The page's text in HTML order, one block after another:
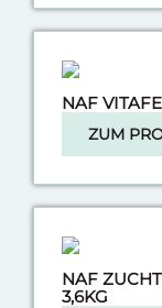
NAF
ZUM
NAF
3,6KG